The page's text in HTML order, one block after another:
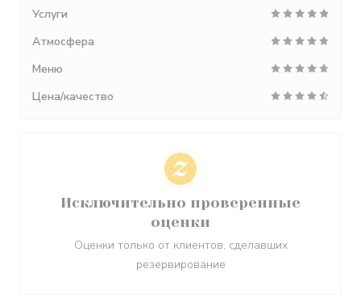
Услуги
Атмосфера
Меню
Цена/качество
Исключительно проверенные
оценки
Оценки только от клиентов, сделавших
резервирование